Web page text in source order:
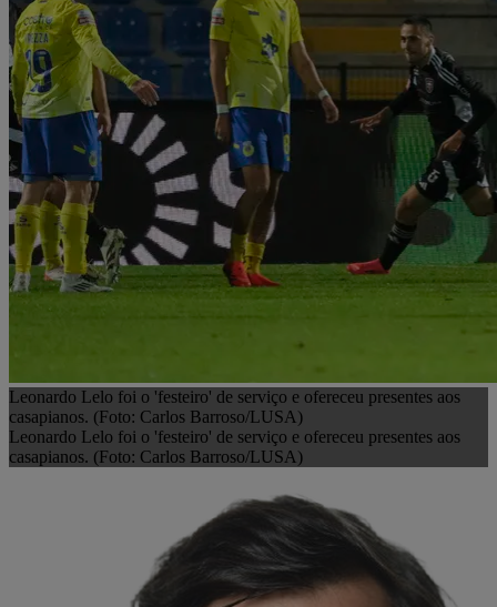
Leonardo Lelo foi o 'festeiro' de serviço e ofereceu presentes aos
casapianos. (Foto: Carlos Barroso/LUSA)
Leonardo Lelo foi o 'festeiro' de serviço e ofereceu presentes aos
casapianos. (Foto: Carlos Barroso/LUSA)